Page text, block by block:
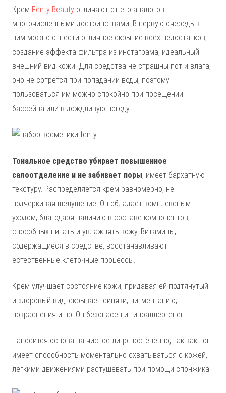
Крем Fenty Beauty отличают от его аналогов
многочисленными достоинствами. В первую очередь к
ним можно отнести отличное скрытие всех недостатков,
создание эффекта фильтра из инстаграма, идеальный
внешний вид кожи. Для средства не страшны пот и влага,
оно не сотрется при попадании воды, поэтому
пользоваться им можно спокойно при посещении
бассейна или в дождливую погоду.
Тональное средство убирает повышенное
салоотделение и не забивает поры, имеет бархатную
текстуру. Распределяется крем равномерно, не
подчеркивая шелушение. Он обладает комплексным
уходом, благодаря наличию в составе компонентов,
способных питать и увлажнять кожу. Витамины,
содержащиеся в средстве, восстанавливают
естественные клеточные процессы.
Крем улучшает состояние кожи, придавая ей подтянутый
и здоровый вид, скрывает синяки, пигментацию,
покраснения и пр. Он безопасен и гипоаллергенен.
Наносится основа на чистое лицо постепенно, так как тон
имеет способность моментально схватываться с кожей,
легкими движениями растушевать при помощи спонжика.